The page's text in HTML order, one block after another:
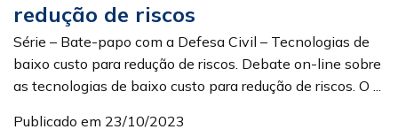
redução de riscos
Série – Bate-papo com a Defesa Civil – Tecnologias de
baixo custo para redução de riscos. Debate on-line sobre
as tecnologias de baixo custo para redução de riscos. O ...
Publicado em 23/10/2023